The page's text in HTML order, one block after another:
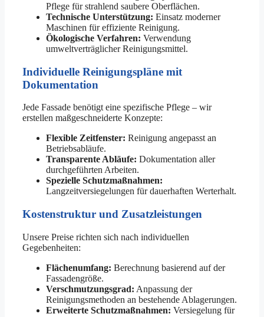
Pflege für strahlend saubere Oberflächen.
Technische Unterstützung: Einsatz moderner
Maschinen für effiziente Reinigung.
Ökologische Verfahren: Verwendung
umweltverträglicher Reinigungsmittel.
Individuelle Reinigungspläne mit
Dokumentation
Jede Fassade benötigt eine spezifische Pflege – wir
erstellen maßgeschneiderte Konzepte:
Flexible Zeitfenster: Reinigung angepasst an
Betriebsabläufe.
Transparente Abläufe: Dokumentation aller
durchgeführten Arbeiten.
Spezielle Schutzmaßnahmen:
Langzeitversiegelungen für dauerhaften Werterhalt.
Kostenstruktur und Zusatzleistungen
Unsere Preise richten sich nach individuellen
Gegebenheiten:
Flächenumfang: Berechnung basierend auf der
Fassadengröße.
Verschmutzungsgrad: Anpassung der
Reinigungsmethoden an bestehende Ablagerungen.
Erweiterte Schutzmaßnahmen: Versiegelung für